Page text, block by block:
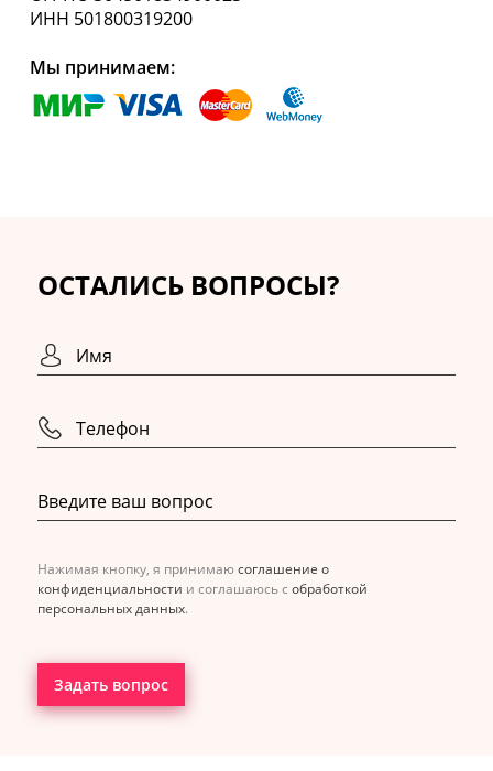
ИНН 501800319200
Мы принимаем:
ОСТАЛИСЬ ВОПРОСЫ?
Нажимая кнопку, я принимаюсоглашение о
конфиденциальности и соглашаюсь с обработкой
персональных данных.
Задать вопрос